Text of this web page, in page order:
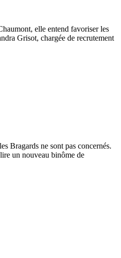
elle entend favoriser les
Grisot, chargée de recrutement
Bragards ne sont pas concernés.
un nouveau binôme de